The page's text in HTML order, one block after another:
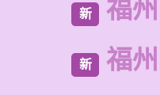
新 福
新 福